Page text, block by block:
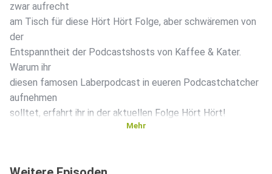
zwar aufrecht
am Tisch für diese Hört Hört Folge, aber schwäremen von
der
Entspanntheit der Podcastshosts von Kaffee & Kater.
Warum ihr
diesen famosen Laberpodcast in eueren Podcastchatcher
aufnehmen
solltet, erfahrt ihr in der aktuellen Folge Hört Hört!
Mehr